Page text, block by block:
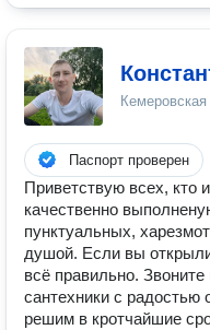
Паспорт проверен
Приветствую всех, кто
качественно
пунктуальных,
душой. Если вы
всё правильно.
сантехники с радостью
решим в кротчайшие